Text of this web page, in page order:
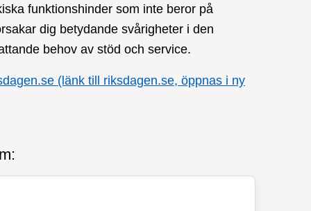
funktionshinder som inte beror på
dig betydande svårigheter i den
behov av stöd och service.
(länk till riksdagen.se, öppnas i ny